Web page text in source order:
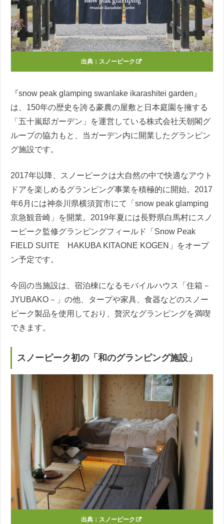
出典： スノーピーク
『snow peak glamping swanlake ikarashitei garden』
は、150年の歴史を誇る豪農の屋敷と日本庭園を擁する
「五十嵐邸ガーデン」を運営している株式会社天朝閣グ
ループの協力もと、当ガーデン内に開業したグランピン
グ施設です。
2017年以降、スノーピークは大自然の中で快適なアウト
ドアを楽しめるグランピング事業を積極的に開始。2017
年6月には神奈川県横須賀市にて「snow peak glamping
京急観音崎」を開業。2019年夏には長野県白馬村にスノ
ーピーク監修グランピングフィールド「Snow Peak
FIELD SUITE HAKUBA KITAONE KOGEN」をオープ
ン予定です。
今回の当施設は、宿泊棟になるモバイルハウス「住箱－
JYUBAKO－」の他、タープや家具、食器などのスノー
ピーク製品を使用しており、贅沢なグランピングを満喫
できます。
スノーピーク初の「和のグランピング施設」
出典： スノーピーク